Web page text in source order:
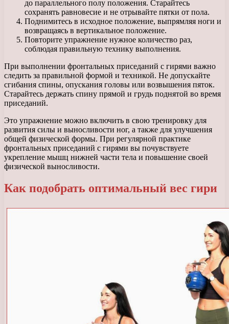
до параллельного полу положения. Старайтесь
сохранять равновесие и не отрывайте пятки от пола.
Поднимитесь в исходное положение, выпрямляя ноги и
возвращаясь в вертикальное положение.
Повторите упражнение нужное количество раз,
соблюдая правильную технику выполнения.
При выполнении фронтальных приседаний с гирями важно
следить за правильной формой и техникой. Не допускайте
сгибания спины, опускания головы или возвышения пяток.
Старайтесь держать спину прямой и грудь поднятой во время
приседаний.
Это упражнение можно включить в свою тренировку для
развития силы и выносливости ног, а также для улучшения
общей физической формы. При регулярной практике
фронтальных приседаний с гирями вы почувствуете
укрепление мышц нижней части тела и повышение своей
физической выносливости.
Как подобрать оптимальный вес гири